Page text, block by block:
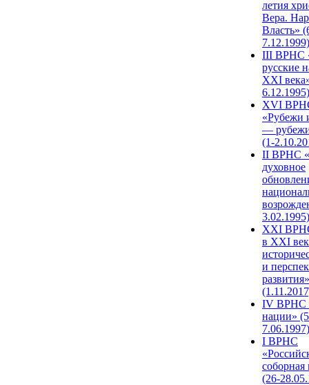
летия
Вера.
Власть»
7.12.1999)
III ВРНС
русские
XXI
6.12.1995)
XVI
«Рубежи
—
(1-
II ВРНС
духовное
3.02.1995)
XХI
в XXI
и
развития»
IV ВРНС
нации»
7.06.1997)
I ВРНС
(26-